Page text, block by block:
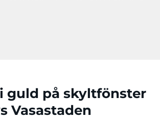
guld på skyltfönster
Vasastaden